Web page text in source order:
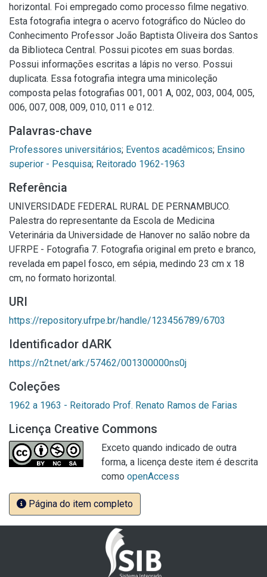
horizontal. Foi empregado como processo filme negativo.
Esta fotografia integra o acervo fotográfico do Núcleo do
Conhecimento Professor João Baptista Oliveira dos Santos
da Biblioteca Central. Possui picotes em suas bordas.
Possui informações escritas a lápis no verso. Possui
duplicata. Essa fotografia integra uma minicoleção
composta pelas fotografias 001, 001 A, 002, 003, 004, 005,
006, 007, 008, 009, 010, 011 e 012.
Palavras-chave
Professores universitários; Eventos acadêmicos; Ensino
superior - Pesquisa; Reitorado 1962-1963
Referência
UNIVERSIDADE FEDERAL RURAL DE PERNAMBUCO.
Palestra do representante da Escola de Medicina
Veterinária da Universidade de Hanover no salão nobre da
UFRPE - Fotografia 7. Fotografia original em preto e branco,
revelada em papel fosco, em sépia, medindo 23 cm x 18
cm, no formato horizontal.
URI
https://repository.ufrpe.br/handle/123456789/6703
Identificador dARK
https://n2t.net/ark:/57462/001300000ns0j
Coleções
1962 a 1963 - Reitorado Prof. Renato Ramos de Farias
Licença Creative Commons
Exceto quando indicado de outra
forma, a licença deste item é descrita
como openAccess
Página do item completo